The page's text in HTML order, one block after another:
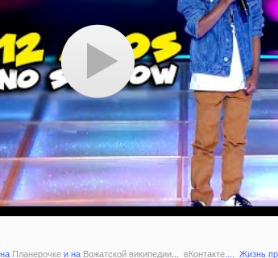
Планерочке и на Вожатской википедии вКонтакте .... Жизнь